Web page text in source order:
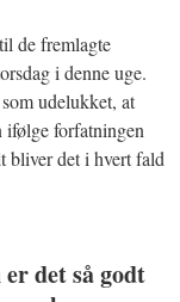
de fremlagte
i denne uge.
udelukket, at
ifølge forfatningen
bliver det i hvert fald
det så godt